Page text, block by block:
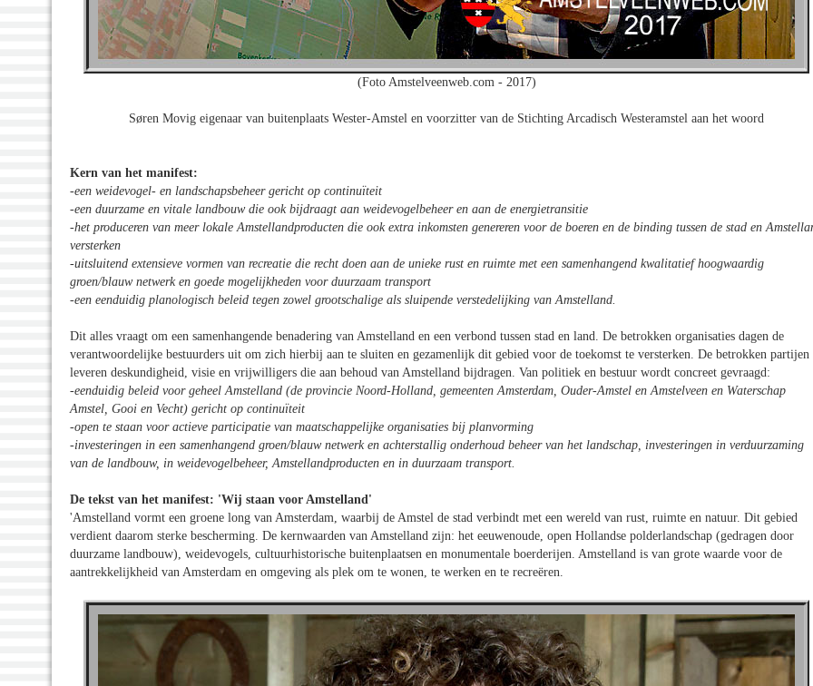
(Foto Amstelveenweb.com - 2017)
Søren Movig eigenaar van buitenplaats Wester-Amstel en voorzitter van de Stichting Arcadisch Westeramstel aan het woord
Kern van het manifest:
-een weidevogel- en landschapsbeheer gericht op continuïteit
-een duurzame en vitale landbouw die ook bijdraagt aan weidevogelbeheer en aan de energietransitie
-het produceren van meer lokale Amstellandproducten die ook extra inkomsten genereren voor de boeren en de binding tussen de stad en
versterken
-uitsluitend extensieve vormen van recreatie die recht doen aan de unieke rust en ruimte met een samenhangend kwalitatief hoogwaardig
groen/blauw netwerk en goede mogelijkheden voor duurzaam transport
-een eenduidig planologisch beleid tegen zowel grootschalige als sluipende verstedelijking van Amstelland.
Dit alles vraagt om een samenhangende benadering van Amstelland en een verbond tussen stad en land. De betrokken organisaties dagen de
verantwoordelijke bestuurders uit om zich hierbij aan te sluiten en gezamenlijk dit gebied voor de toekomst te versterken. De betrokken partijen
leveren deskundigheid, visie en vrijwilligers die aan behoud van Amstelland bijdragen. Van politiek en bestuur wordt concreet gevraagd:
-eenduidig beleid voor geheel Amstelland (de provincie Noord-Holland, gemeenten Amsterdam, Ouder-Amstel en Amstelveen en Waterschap
Amstel, Gooi en Vecht) gericht op continuïteit
-open te staan voor actieve participatie van maatschappelijke organisaties bij planvorming
-investeringen in een samenhangend groen/blauw netwerk en achterstallig onderhoud beheer van het landschap, investeringen in verduurzaming
van de landbouw, in weidevogelbeheer, Amstellandproducten en in duurzaam transport.
De tekst van het manifest: 'Wij staan voor Amstelland'
'Amstelland vormt een groene long van Amsterdam, waarbij de Amstel de stad verbindt met een wereld van rust, ruimte en natuur. Dit gebied
verdient daarom sterke bescherming. De kernwaarden van Amstelland zijn: het eeuwenoude, open Hollandse polderlandschap (gedragen door
duurzame landbouw), weidevogels, cultuurhistorische buitenplaatsen en monumentale boerderijen. Amstelland is van grote waarde voor de
aantrekkelijkheid van Amsterdam en omgeving als plek om te wonen, te werken en te recreëren.